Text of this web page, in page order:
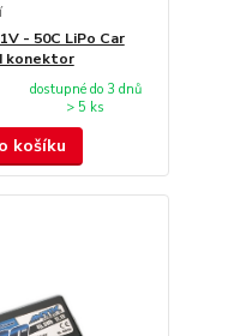
- 50C LiPo Car
konektor
dostupné do 3 dnů
> 5 ks
košíku